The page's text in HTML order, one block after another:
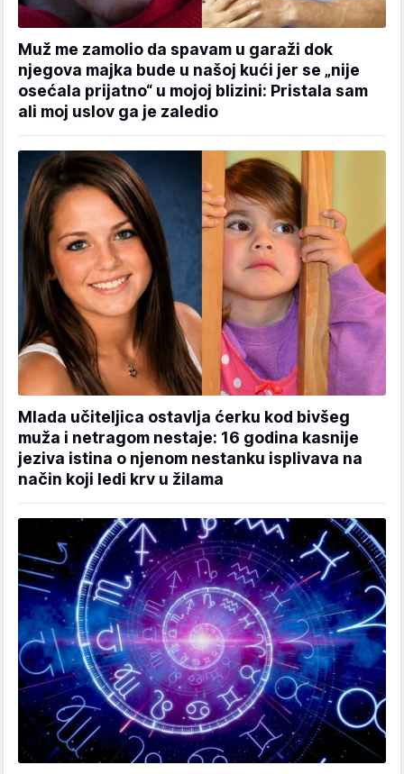
Muž me zamolio da spavam u garaži dok
njegova majka bude u našoj kući jer se „nije
osećala prijatno“ u mojoj blizini: Pristala sam
ali moj uslov ga je zaledio
Mlada učiteljica ostavlja ćerku kod bivšeg
muža i netragom nestaje: 16 godina kasnije
jeziva istina o njenom nestanku isplivava na
način koji ledi krv u žilama